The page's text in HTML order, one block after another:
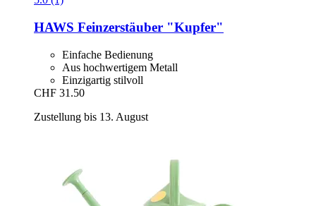
HAWS Feinzerstäuber "Kupfer"
Einfache Bedienung
Aus hochwertigem Metall
Einzigartig stilvoll
CHF 31.50
Zustellung bis 13. August